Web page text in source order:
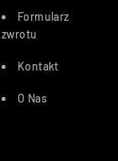
Formularz
zwrotu
Kontakt
O Nas